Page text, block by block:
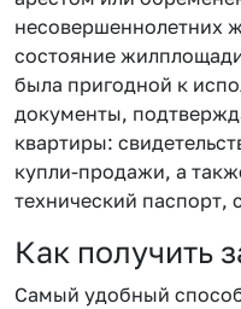
несовершеннолетних
состояние
была пригодной к
документы,
квартиры:
купли-продажи, а
технический паспорт,
Как получить
Самый удобный способ